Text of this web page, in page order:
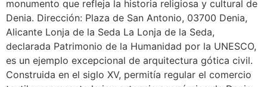
monumento que refleja la historia religiosa y cultural de
Denia. Dirección: Plaza de San Antonio, 03700 Denia,
Alicante Lonja de la Seda La Lonja de la Seda,
declarada Patrimonio de la Humanidad por la UNESCO,
es un ejemplo excepcional de arquitectura gótica civil.
Construida en el siglo XV, permitía regular el comercio